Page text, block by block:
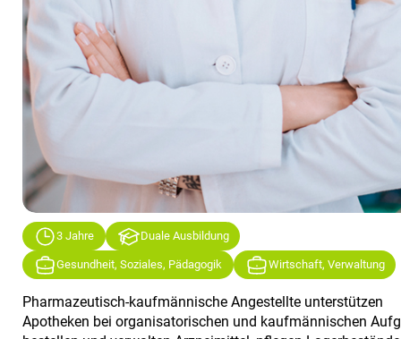
3 Jahre Duale Ausbildung
Gesundheit, Soziales, Pädagogik Wirtschaft, Verwaltung
Pharmazeutisch-kaufmännische Angestellte unterstützen
Apotheken bei organisatorischen und kaufmännischen